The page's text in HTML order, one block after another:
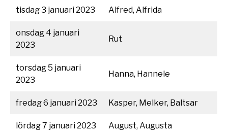
tisdag 3 januari 2023 Alfred, Alfrida
onsdag 4 januari
2023
Rut
torsdag 5 januari
2023
Hanna, Hannele
fredag 6 januari 2023 Kasper, Melker, Baltsar
lördag 7 januari 2023 August, Augusta